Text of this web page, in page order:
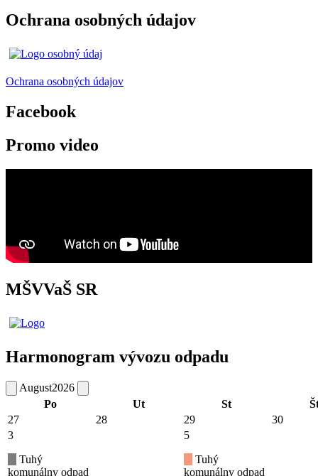
Ochrana osobných údajov
Ochrana osobných údajov
Facebook
Promo video
MŠVVaŠ SR
Harmonogram vývozu odpadu
August2026
Po
Ut St
27
28 29
30
3
Tuhý
komunálny odpad
5
Tuhý
komunálny odpad